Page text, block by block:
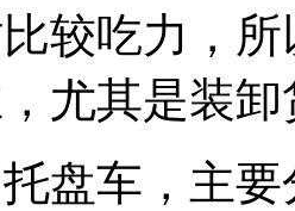
较吃力，
尤其是装
盘车，主